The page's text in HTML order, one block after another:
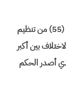
النظر والتدقيق في الأحكام التي نصت عليها المادة (55) من تنظيم
بين أكبر
أصدر الحكم